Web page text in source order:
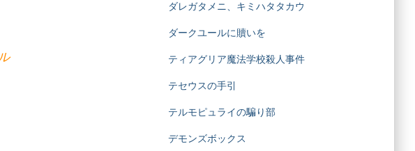
ダレガタメニ、キミハタタカウ
ダークユールに贖いを
ティアグリア魔法学校殺人事件
テセウスの手引
テルモピュライの騙り部
デモンズボックス